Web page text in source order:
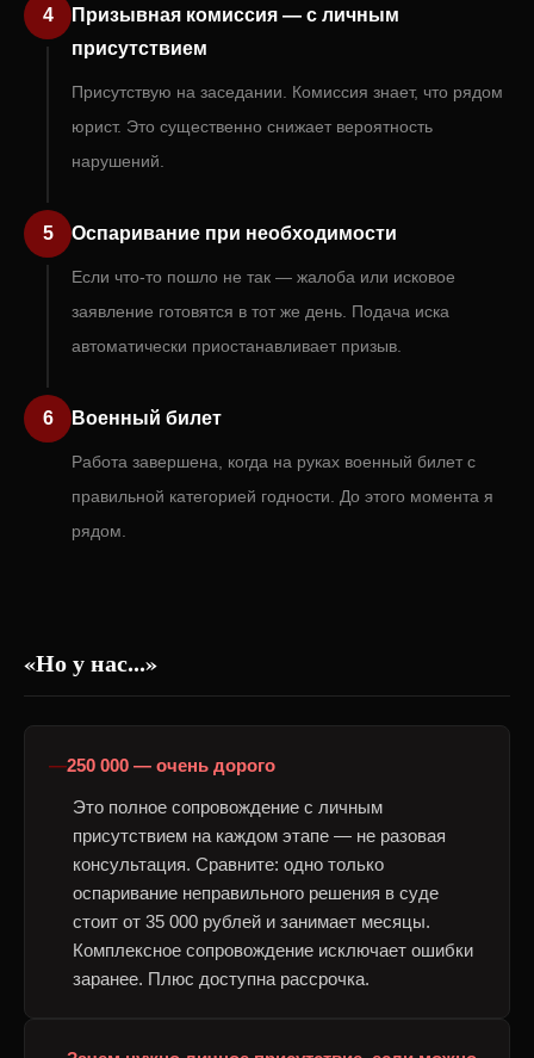
4
Призывная комиссия — с личным
присутствием
Присутствую на заседании. Комиссия знает, что рядом
юрист. Это существенно снижает вероятность
нарушений.
5 Оспаривание при необходимости
Если что-то пошло не так — жалоба или исковое
заявление готовятся в тот же день. Подача иска
автоматически приостанавливает призыв.
6 Военный билет
Работа завершена, когда на руках военный билет с
правильной категорией годности. До этого момента я
рядом.
«Но у нас...»
250 000 — очень дорого
Это полное сопровождение с личным
присутствием на каждом этапе — не разовая
консультация. Сравните: одно только
оспаривание неправильного решения в суде
стоит от 35 000 рублей и занимает месяцы.
Комплексное сопровождение исключает ошибки
заранее. Плюс доступна рассрочка.